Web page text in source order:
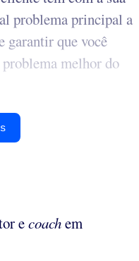
problema principal a
garantir que você
problema melhor do
ecoachem